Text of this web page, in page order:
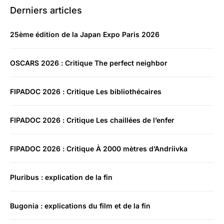
Derniers articles
25ème édition de la Japan Expo Paris 2026
OSCARS 2026 : Critique The perfect neighbor
FIPADOC 2026 : Critique Les bibliothécaires
FIPADOC 2026 : Critique Les chaillées de l’enfer
FIPADOC 2026 : Critique À 2000 mètres d’Andriivka
Pluribus : explication de la fin
Bugonia : explications du film et de la fin